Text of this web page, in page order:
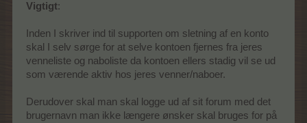
Vigtigt:
Inden I skriver ind til supporten om sletning af en konto
skal I selv sørge for at selve kontoen fjernes fra jeres
venneliste og naboliste da kontoen ellers stadig vil se ud
som værende aktiv hos jeres venner/naboer.
Derudover skal man skal logge ud af sit forum med det
brugernavn man ikke længere ønsker skal bruges for på